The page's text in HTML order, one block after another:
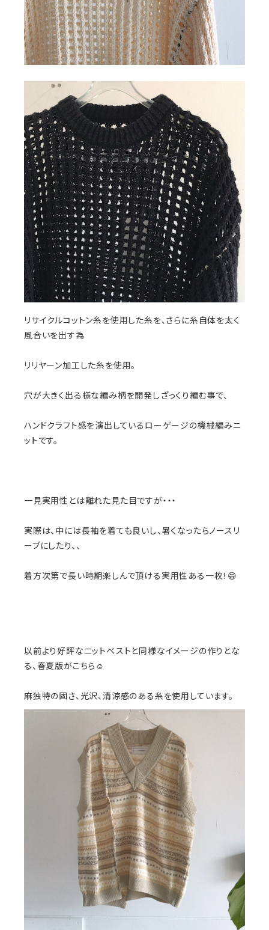
リサイクルコットン糸を使用した糸を、さらに糸自体を太く
風合いを出す為
リリヤーン加工した糸を使用。
穴が大きく出る様な編み柄を開発しざっくり編む事で、
ハンドクラフト感を演出しているローゲージの機械編みニ
ットです。
一見実用性とは離れた見た目ですが・・・
実際は、中には長袖を着ても良いし、暑くなったらノースリ
ーブにしたり、、
着方次第で長い時期楽しんで頂ける実用性ある一枚！😄
以前より好評なニットベストと同様なイメージの作りとな
る、春夏版がこちら☺︎
麻独特の固さ、光沢、清涼感のある糸を使用しています。